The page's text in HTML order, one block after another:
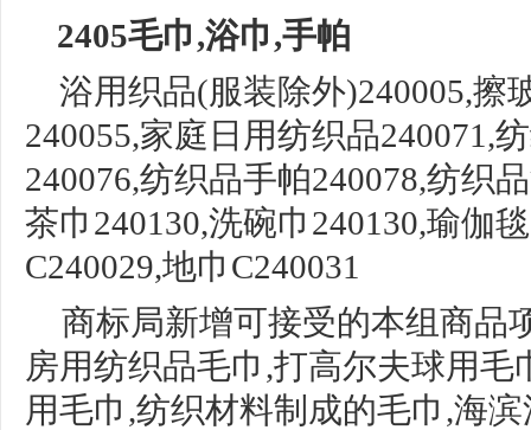
2405毛巾,浴巾,手帕
浴用织品(服装除外)240005,擦
240055,家庭日用纺织品240071,
240076,纺织品手帕240078,纺织
茶巾 240130,洗碗巾240130,瑜伽
C240029,地巾 C240031
商标局新增可接受的本组商品
房用纺织品毛巾,打高尔夫球用毛
用毛巾,纺织材料制成的毛巾,海滨